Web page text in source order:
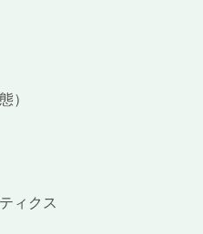
）
ィクス